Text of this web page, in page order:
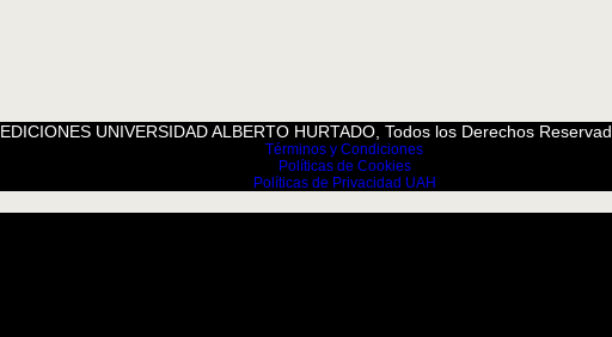
EDICIONES UNIVERSIDAD ALBERTO HURTADO, Todos los Derechos
Términos y Condiciones
Políticas de Cookies
Políticas de Privacidad UAH